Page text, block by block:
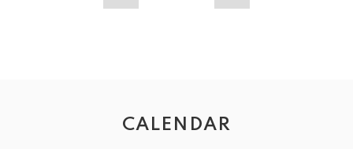
CALENDAR